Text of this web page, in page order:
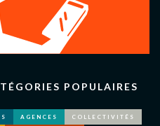
POPULAIRES
AGENCES COLLECTIVITÉS